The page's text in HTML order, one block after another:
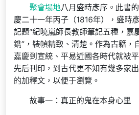
聚會場地八月盛時彥序。此書
慶二十一年丙子（1816年），盛時
記題“紀曉嵐師長教師筆記五種，嘉
鐫”，裝幀精致、清楚。作為古籍，
嘉慶到宣統、平易近國各時代就被
先后刊印，到古代更不知有幾多家
的加釋文，以便于瀏覽。
故事一：真正的鬼在本身心里